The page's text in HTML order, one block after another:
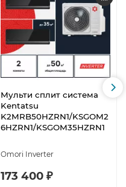
Мульти сплит система
Kentatsu
K2MRB50HZRN1/KSGOM2
6HZRN1/KSGOM35HZRN1
Omori Inverter
173 400 ₽